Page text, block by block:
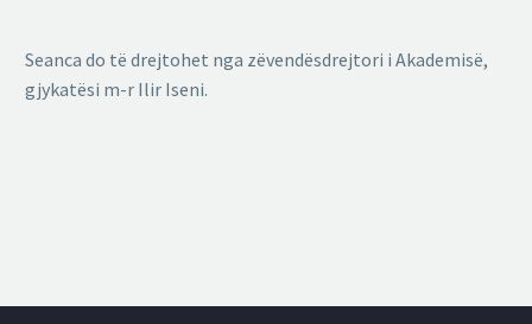
Seanca do të drejtohet nga zëvendësdrejtori i Akademisë,
gjykatësi m-r Ilir Iseni.